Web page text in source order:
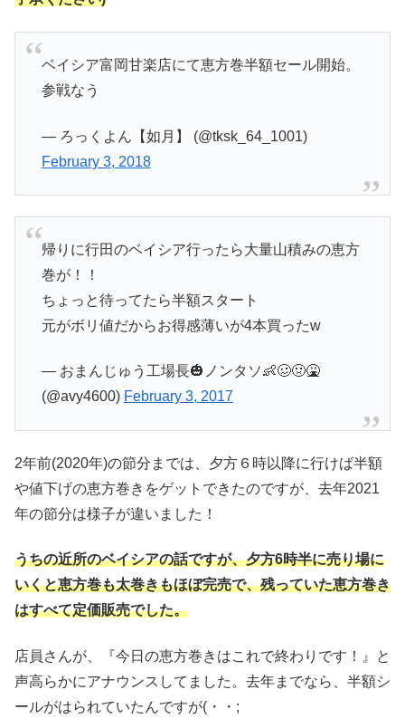
ベイシア富岡甘楽店にて恵方巻半額セール開始。
参戦なう
— ろっくよん【如月】 (@tksk_64_1001)
February 3, 2018
帰りに行田のベイシア行ったら大量山積みの恵方
巻が！！
ちょっと待ってたら半額スタート
元がボリ値だからお得感薄いが4本買ったw
— おまんじゅう工場長🎃ノンタソ👶🥴🤢🤮
(@avy4600) February 3, 2017
2年前(2020年)の節分までは、夕方６時以降に行けば半額
や値下げの恵方巻きをゲットできたのですが、去年2021
年の節分は様子が違いました！
うちの近所のベイシアの話ですが、夕方6時半に売り場に
いくと恵方巻も太巻きもほぼ完売で、残っていた恵方巻き
はすべて定価販売でした。
店員さんが、『今日の恵方巻きはこれで終わりです！』と
声高らかにアナウンスしてました。去年までなら、半額シ
ールがはられていたんですが(・・;